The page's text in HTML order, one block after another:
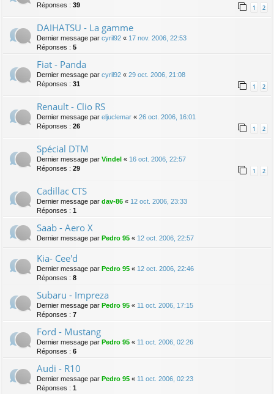
Réponses : 39 1 2
DAIHATSU - La gamme
Dernier message par cyril92 « 17 nov. 2006, 22:53
Réponses : 5
Fiat - Panda
Dernier message par cyril92 « 29 oct. 2006, 21:08
Réponses : 31 1 2
Renault - Clio RS
Dernier message par eljuclemar « 26 oct. 2006, 16:01
Réponses : 26 1 2
Spécial DTM
Dernier message par Vindel « 16 oct. 2006, 22:57
Réponses : 29 1 2
Cadillac CTS
Dernier message par dav-86 « 12 oct. 2006, 23:33
Réponses : 1
Saab - Aero X
Dernier message par Pedro 95 « 12 oct. 2006, 22:57
Kia- Cee'd
Dernier message par Pedro 95 « 12 oct. 2006, 22:46
Réponses : 8
Subaru - Impreza
Dernier message par Pedro 95 « 11 oct. 2006, 17:15
Réponses : 7
Ford - Mustang
Dernier message par Pedro 95 « 11 oct. 2006, 02:26
Réponses : 6
Audi - R10
Dernier message par Pedro 95 « 11 oct. 2006, 02:23
Réponses : 1